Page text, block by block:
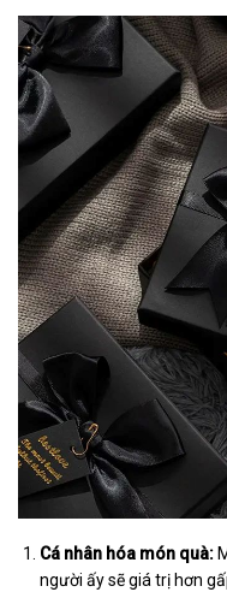
Cá nhân hóa món quà:
người ấy sẽ giá trị hơn